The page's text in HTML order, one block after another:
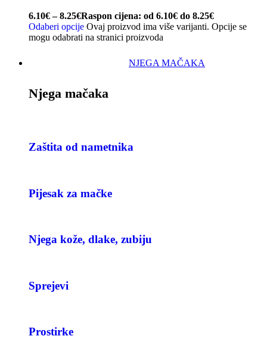
6.10€ – 8.25€Raspon cijena: od 6.10€ do 8.25€
Odaberi opcije Ovaj proizvod ima više varijanti. Opcije se
mogu odabrati na stranici proizvoda
NJEGA MAČAKA
Njega mačaka
Zaštita od nametnika
Pijesak za mačke
Njega kože, dlake, zubiju
Sprejevi
Prostirke